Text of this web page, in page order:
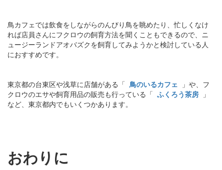
鳥カフェでは飲食をしながらのんびり鳥を眺めたり、忙しくなけ
れば店員さんにフクロウの飼育方法を聞くこともできるので、ニ
ュージーランドアオバズクを飼育してみようかと検討している人
におすすめです。
東京都の台東区や浅草に店舗がある「 鳥のいるカフェ
」や、フ
クロウのエサや飼育用品の販売も行っている「 ふくろう茶房
」
など、東京都内でもいくつかあります。
おわりに